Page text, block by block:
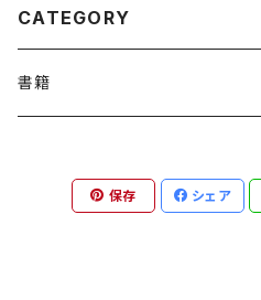
CATEGORY
書籍
保存 シェア